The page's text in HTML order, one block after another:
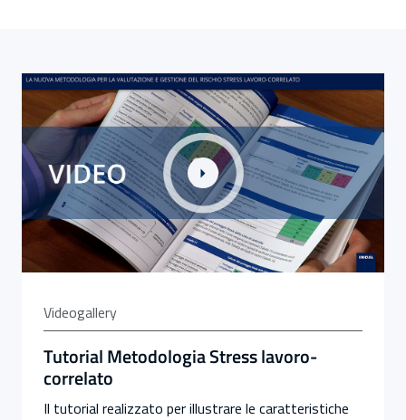
Link alla Gallery Tutorial Metodologia Stress lavoro-
Videogallery
Tutorial Metodologia Stress lavoro-
correlato
Il tutorial realizzato per illustrare le caratteristiche